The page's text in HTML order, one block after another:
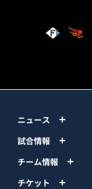
ニュース
試合情報
チーム情報
チケット